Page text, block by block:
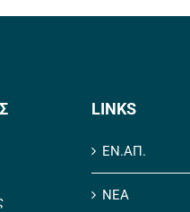
LINKS
ΕΝ.ΑΠ.
ΝΕΑ